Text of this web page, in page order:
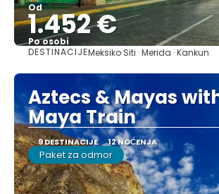
Od
1.452 €
Po osobi
Pogledajte
DESTINACIJEMeksiko Siti · Merida · Kankun
Aztecs & Mayas
Maya Train
9 DESTINACIJE 12 NOĆENJA
Paket za odmor